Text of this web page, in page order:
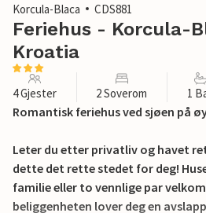
Korcula-Blaca
CDS881
Feriehus - Korcula-
Kroatia
4 Gjester 2 Soverom 1
Romantisk feriehus ved sjøen på
Leter du etter privatliv og havet
dette det rette stedet for deg!
familie eller to vennlige par
beliggenheten lover deg en